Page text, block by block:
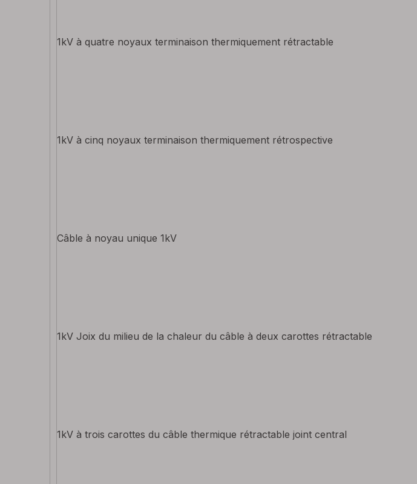
1kV à quatre noyaux terminaison thermiquement rétractable
1kV à cinq noyaux terminaison thermiquement rétrospective
Câble à noyau unique 1kV
1kV Joix du milieu de la chaleur du câble à deux carottes rétractable
1kV à trois carottes du câble thermique rétractable joint central